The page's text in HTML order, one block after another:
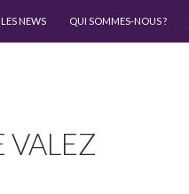
LES NEWS
QUI SOMMES-NOUS ?
VALEZ